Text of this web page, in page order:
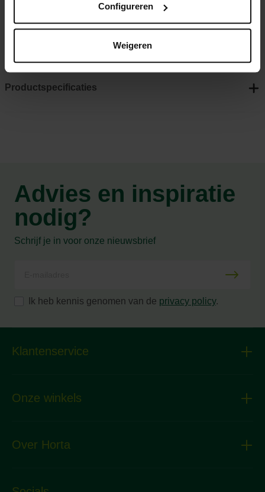
Configureren
Weigeren
Hoge betredingstolerantie
Sterke verankering voor een robuuste grasmat
Geschikt voor alle grondsoorten
Productspecificaties
Advies en inspiratie
nodig?
Schrijf je in voor onze nieuwsbrief
Ik heb kennis genomen van de privacy policy.
Klantenservice
Onze winkels
Over Horta